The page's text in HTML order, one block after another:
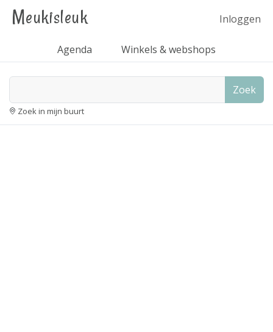
Meukisleuk Inloggen
Agenda Winkels & webshops
Zoek
Zoek in mijn buurt